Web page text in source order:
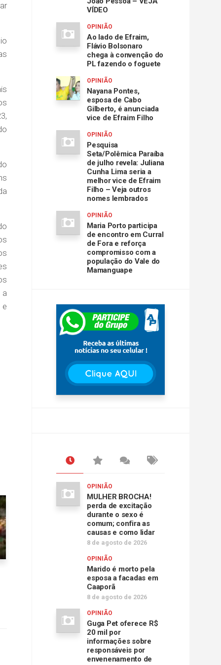
VÍDEO
OPINIÃO
Ao lado de Efraim,
Flávio Bolsonaro
chega à convenção do
PL fazendo o foguete
OPINIÃO
Nayana Pontes,
esposa de Cabo
Gilberto, é anunciada
vice de Efraim Filho
OPINIÃO
Pesquisa
Seta/Polêmica Paraíba
de julho revela: Juliana
Cunha Lima seria a
melhor vice de Efraim
Filho – Veja outros
nomes lembrados
OPINIÃO
Maria Porto participa
de encontro em Curral
de Fora e reforça
compromisso com a
população do Vale do
Mamanguape
OPINIÃO
MULHER BROCHA!
perda de excitação
durante o sexo é
comum; confira as
causas e como lidar
8 de agosto de 2026
OPINIÃO
Marido é morto pela
esposa a facadas em
Caaporã
8 de agosto de 2026
OPINIÃO
Guga Pet oferece R$
20 mil por
informações sobre
responsáveis por
envenenamento de